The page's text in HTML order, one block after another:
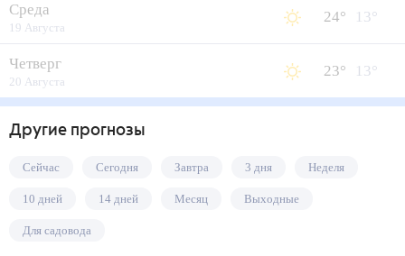
Среда
19 Августа
24° 13°
Четверг
20 Августа
23° 13°
Другие прогнозы
Сейчас Сегодня Завтра 3 дня Неделя
10 дней 14 дней Месяц Выходные
Для садовода